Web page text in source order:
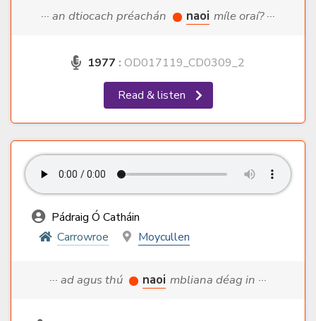
··· an dtiocach préachán naoi míle oraí? ···
1977 : OD017119_CD0309_2
Read & listen
Pádraig Ó Catháin
Carrowroe
Moycullen
··· ad agus thú naoi mbliana déag in ···